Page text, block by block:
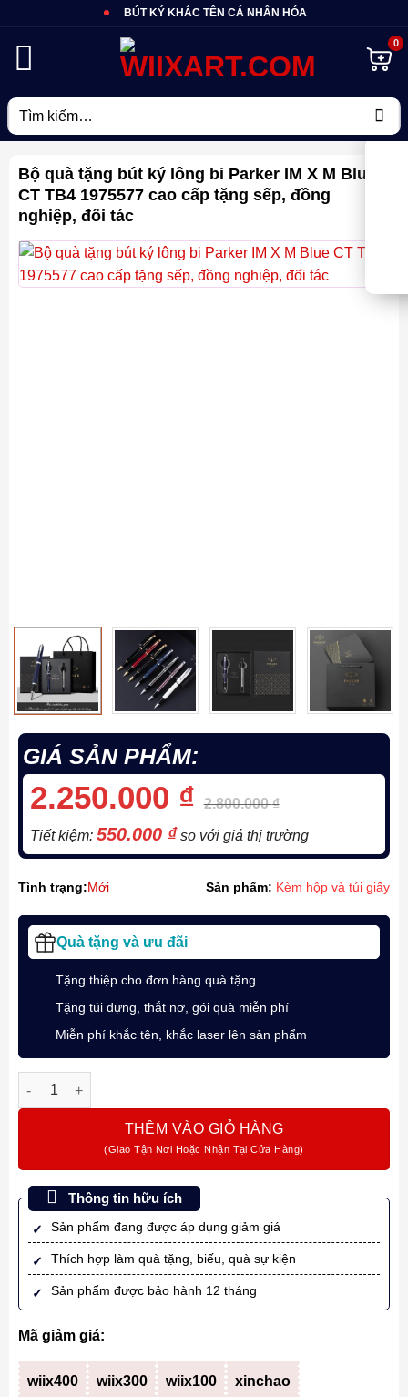
BÚT KÝ KHẮC TÊN CÁ NHÂN HÓA
Tìm
kiếm:
Bộ quà tặng bút ký lông bi Parker IM X M Blue
CT TB4 1975577 cao cấp tặng sếp, đồng
nghiệp, đối tác
GIÁ SẢN PHẨM:
2.250.000 ₫ 2.800.000₫
Tiết kiệm: 550.000 ₫so với giá thị trường
Tình trạng:Mới Sản phẩm: Kèm hộp và túi giấy
Quà tặng và ưu đãi
Tặng thiệp cho đơn hàng quà tặng
Tặng túi đựng, thắt nơ, gói quà miễn phí
Miễn phí khắc tên, khắc laser lên sản phẩm
Bộ quà tặng bút ký lông bi Parker IM X M Blue CT TB4
THÊM VÀO GIỎ HÀNG
Thông tin hữu ích
Sản phẩm đang được áp dụng giảm giá
Thích hợp làm quà tặng, biếu, quà sự kiện
Sản phẩm được bảo hành 12 tháng
Mã giảm giá:
wiix400 wiix300 wiix100 xinchao